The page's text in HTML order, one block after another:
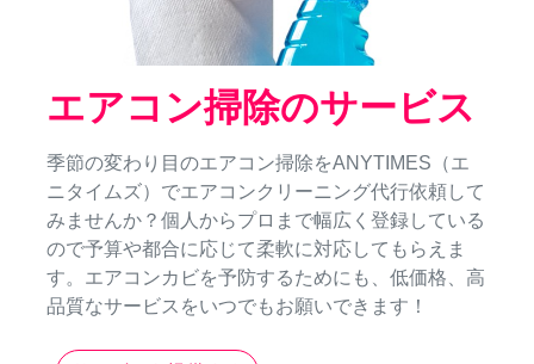
エアコン掃除のサービス
季節の変わり目のエアコン掃除をANYTIMES（エ
ニタイムズ）でエアコンクリーニング代行依頼して
みませんか？個人からプロまで幅広く登録している
ので予算や都合に応じて柔軟に対応してもらえま
す。エアコンカビを予防するためにも、低価格、高
品質なサービスをいつでもお願いできます！